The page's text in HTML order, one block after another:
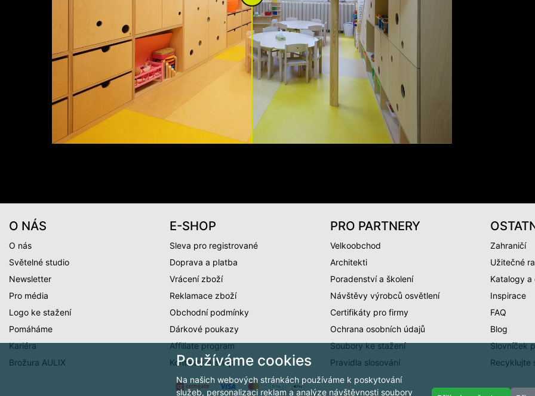
O NÁS
O nás
Světelné studio
Newsletter
Pro média
Logo ke stažení
Pomáháme
Kariéra
Brožura AULIX
E-SHOP
Sleva pro registrované
Doprava a platba
Vrácení zboží
Reklamace zboží
Obchodní podmínky
Dárkové poukazy
Affiliate program
Kontakty e-shop
PRO PARTNERY
Velkoobchod
Architekti
Poradenství a školení
Návštěvy výrobců osvětlení
Certifikáty pro firmy
Ochrana osobních údajů
Soubory ke stažení
Pravidla slosování
Zahraničí
Užitečné
Katalogy a
Inspirace
FAQ
Blog
Slovníček
Recyklujte
Používáme cookies
Na našich webových stránkách používáme k poskytování
služeb, personalizaci reklam a analýze návštěvnosti soubory